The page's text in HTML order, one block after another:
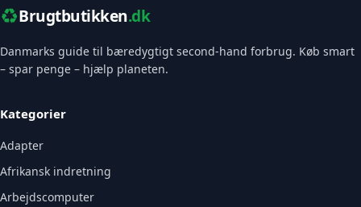
♻️Brugtbutikken.dk
Danmarks guide til bæredygtigt second-hand forbrug. Køb smart
– spar penge – hjælp planeten.
Kategorier
Adapter
Afrikansk indretning
Arbejdscomputer